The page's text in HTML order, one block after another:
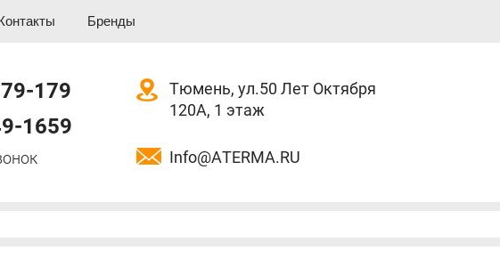
Бренды
179
1659
Тюмень, ул.50 Лет Октября
120А, 1 этаж
Info@ATERMA.RU